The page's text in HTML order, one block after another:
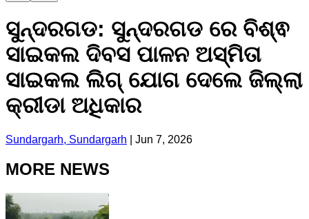
ସୁନ୍ଦରଗଡ: ସୁନ୍ଦରଗଡ ରେ ବିଶ୍ଵ
ସାଇକଲ ଦିବସ ପାଳନ ଅସ୍ମିତା
ସାଇକଲ ଲିଗ୍ ଯୋଗ ଦେଲେ ଜିଲ୍ଲା
କ୍ରୀଡା ଅଧିକାର
Sundargarh, Sundargarh Jun 7, 2026
MORE NEWS